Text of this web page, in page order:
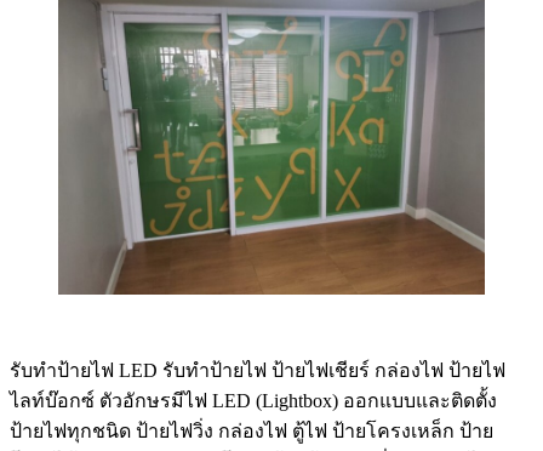
รับทําป้ายไฟ LED รับทำป้ายไฟ ป้ายไฟเชียร์ กล่องไฟ ป้ายไฟ
ไลท์บ๊อกซ์ ตัวอักษรมีไฟ LED (Lightbox) ออกแบบและติดตั้ง
ป้ายไฟทุกชนิด ป้ายไฟวิ่ง กล่องไฟ ตู้ไฟ ป้ายโครงเหล็ก ป้าย